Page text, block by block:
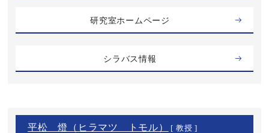
研究室ホームページ
シラバス情報
平松 燈（ヒラマツ トモル） [ 教授 ]